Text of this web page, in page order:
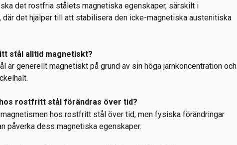
det rostfria stålets magnetiska egenskaper, särskilt i
där det hjälper till att stabilisera den icke-magnetiska austenitiska
stål alltid magnetiskt?
är generellt magnetiskt på grund av sin höga järnkoncentration och
rostfritt stål förändras över tid?
hos rostfritt stål över tid, men fysiska förändringar
påverka dess magnetiska egenskaper.